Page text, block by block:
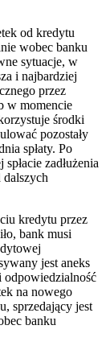
od kredytu
wobec banku
sytuacje, w
i najbardziej
przez
w momencie
środki
pozostały
spłaty. Po
zadłużenia
kredytu przez
bank musi
jest aneks
na nowego
sprzedający jest
banku